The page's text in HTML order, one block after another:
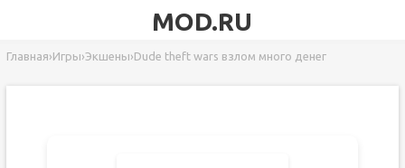
MOD.RU
Главная›Игры›Экшены›Dude theft wars взлом много денег